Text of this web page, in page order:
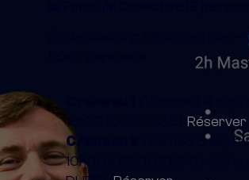
2h de coaching + 1h d'open play —
Vendredi 4
18h30 (DUPR > 3.5) : Réserver
Créneau 2 :
Samedi 5
10h00 à 13h00 (DUPR < 3.5 ou